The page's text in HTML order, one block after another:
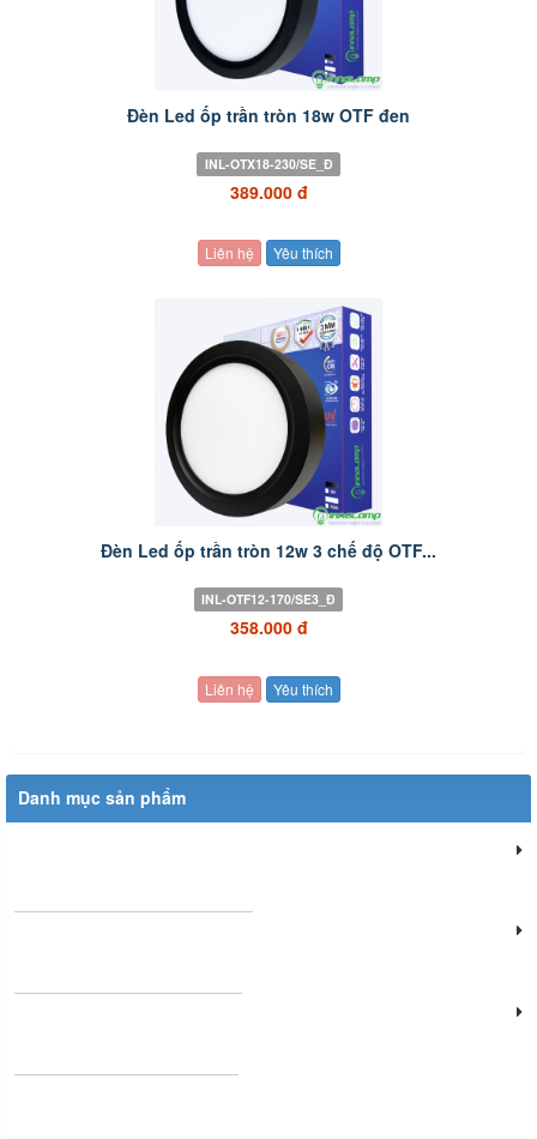
Đèn Led ốp trần tròn 18w OTF đen
INL-OTX18-230/SE_Đ
389.000 đ
Liên hệ Yêu thích
Đèn Led ốp trần tròn 12w 3 chế độ OTF...
INL-OTF12-170/SE3_Đ
358.000 đ
Liên hệ Yêu thích
Danh mục sản phẩm